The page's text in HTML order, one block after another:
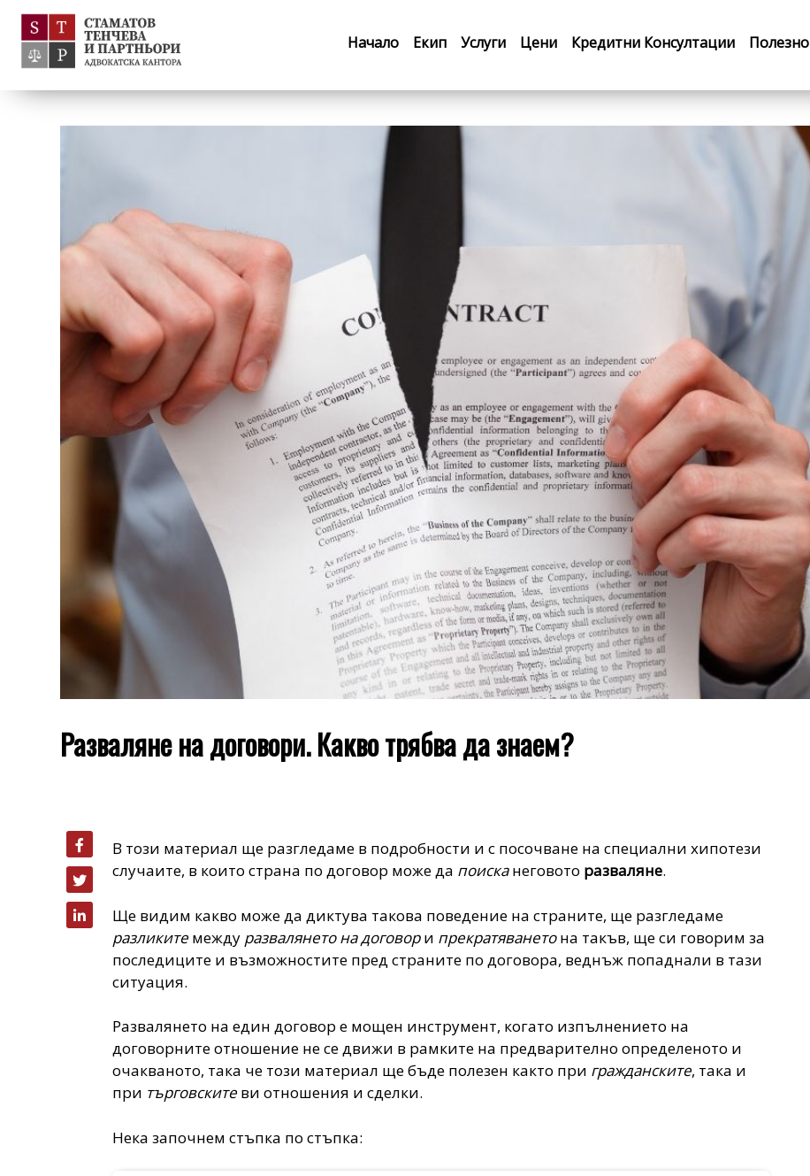
Начало Екип Услуги Цени Кредитни Консултации Полезно
Разваляне на договори. Какво трябва да знаем?
В този материал ще разгледаме в подробности и с посочване на специални хипотези
случаите, в които страна по договор може да поисканеговото разваляне.
Ще видим какво може да диктува такова поведение на страните, ще разгледаме
разликитемежду развалянето на договори прекратяванетона такъв, ще си говорим за
последиците и възможностите пред страните по договора, веднъж попаднали в тази
ситуация.
Развалянето на един договор е мощен инструмент, когато изпълнението на
договорните отношение не се движи в рамките на предварително определеното и
очакваното, така че този материал ще бъде полезен както при гражданските, така и
при търговскитеви отношения и сделки.
Нека започнем стъпка по стъпка: